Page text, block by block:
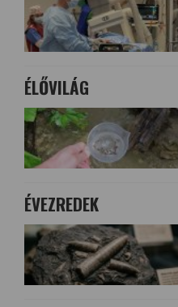
ÉLŐVILÁG
ÉVEZREDEK